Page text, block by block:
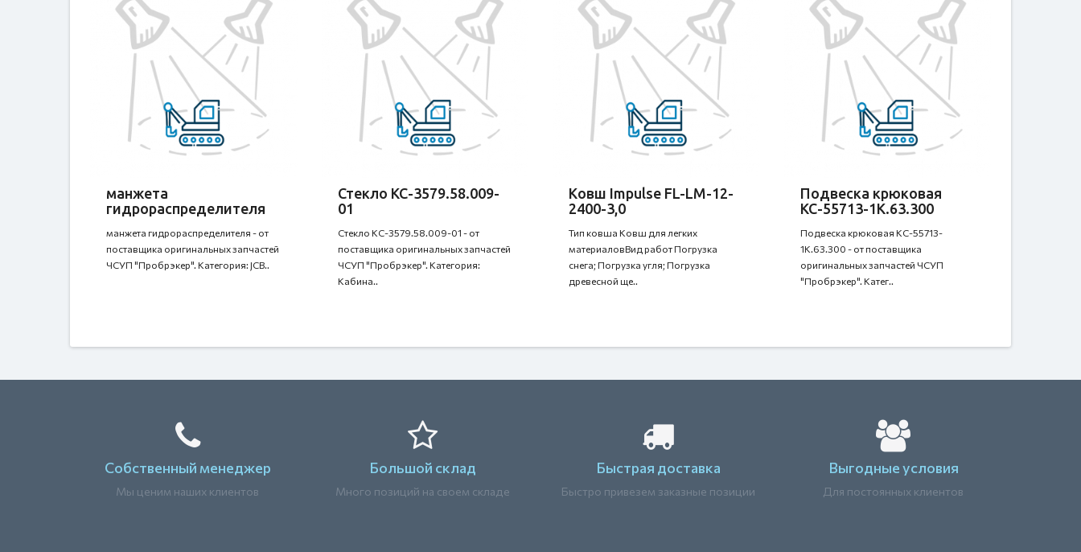
манжета
гидрораспределителя
манжета гидрораспределителя - от
поставщика оригинальных запчастей
ЧСУП "Пробрэкер". Категория: JCB..
Стеклo КС-3579.58.009-
01
Стеклo КС-3579.58.009-01 - от
поставщика оригинальных запчастей
ЧСУП "Пробрэкер". Категория:
Кабина..
Ковш Impulse FL-LM-12-
2400-3,0
Тип ковша Ковш для легких
материаловВид работ Погрузка
снега; Погрузка угля; Погрузка
древесной ще..
Подвеска крюковая
КС-55713-1К.63.300
Подвеска крюковая КС-55713-
1К.63.300 - от поставщика
оригинальных запчастей ЧСУП
"Пробрэкер". Катег..
Собственный менеджер
Мы ценим наших клиентов
Большой склад
Много позиций на своем складе
Быстрая доставка
Быстро привезем заказные позиции
Выгодные условия
Для постоянных клиентов